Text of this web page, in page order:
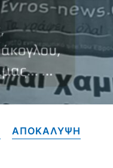
ΑΠΟΚΑΛΥΨΗ